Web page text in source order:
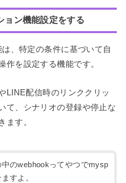
ョン機能設定をする
、特定の条件に基づいて自
作を設定する機能です。
LINE配信時のリンククリッ
て、シナリオの登録や停止な
ます。
中のwebhookってやつでmysp
すよ。